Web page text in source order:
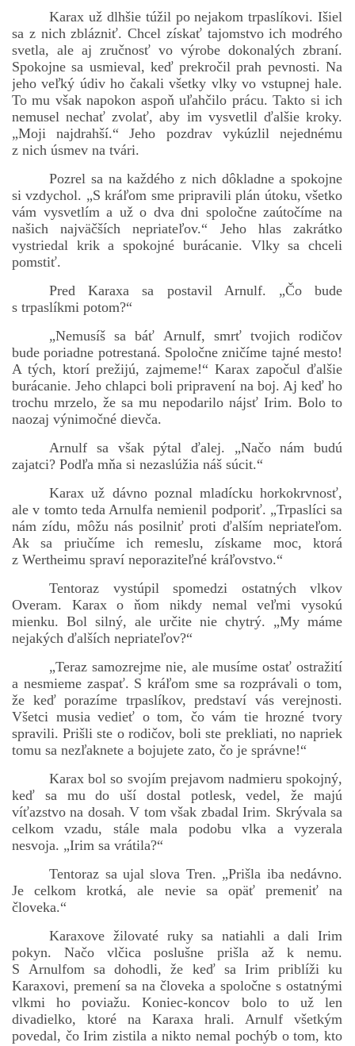
Príbehy a poviedky na tejto stránke sú duševným
vlastníctvom autorov. Všetky práva vyhradené.
© 2026 eStránky.sk|RSS |WebSlice |Aktualizované 5. 8. 2026 |
Hore ↑
Karax už dlhšie túžil po nejakom trpaslíkovi. Išiel
sa z nich zblázniť. Chcel získať tajomstvo ich modrého
svetla, ale aj zručnosť vo výrobe dokonalých zbraní.
Spokojne sa usmieval, keď prekročil prah pevnosti. Na
jeho veľký údiv ho čakali všetky vlky vo vstupnej hale.
To mu však napokon aspoň uľahčilo prácu. Takto si ich
nemusel nechať zvolať, aby im vysvetlil ďalšie kroky.
„Moji najdrahší.“ Jeho pozdrav vykúzlil nejednému
z nich úsmev na tvári.
Pozrel sa na každého z nich dôkladne a spokojne
si vzdychol. „S kráľom sme pripravili plán útoku, všetko
vám vysvetlím a už o dva dni spoločne zaútočíme na
našich najväčších nepriateľov.“ Jeho hlas zakrátko
vystriedal krik a spokojné burácanie. Vlky sa chceli
pomstiť.
Pred Karaxa sa postavil Arnulf. „Čo bude
s trpaslíkmi potom?“
„Nemusíš sa báť Arnulf, smrť tvojich rodičov
bude poriadne potrestaná. Spoločne zničíme tajné mesto!
A tých, ktorí prežijú, zajmeme!“ Karax započul ďalšie
burácanie. Jeho chlapci boli pripravení na boj. Aj keď ho
trochu mrzelo, že sa mu nepodarilo nájsť Irim. Bolo to
naozaj výnimočné dievča.
Arnulf sa však pýtal ďalej. „Načo nám budú
zajatci? Podľa mňa si nezaslúžia náš súcit.“
Karax už dávno poznal mladícku horkokrvnosť,
ale v tomto teda Arnulfa nemienil podporiť. „Trpaslíci sa
nám zídu, môžu nás posilniť proti ďalším nepriateľom.
Ak sa priučíme ich remeslu, získame moc, ktorá
z Wertheimu spraví neporaziteľné kráľovstvo.“
Tentoraz vystúpil spomedzi ostatných vlkov
Overam. Karax o ňom nikdy nemal veľmi vysokú
mienku. Bol silný, ale určite nie chytrý. „My máme
nejakých ďalších nepriateľov?“
„Teraz samozrejme nie, ale musíme ostať ostražití
a nesmieme zaspať. S kráľom sme sa rozprávali o tom,
že keď porazíme trpaslíkov, predstaví vás verejnosti.
Všetci musia vedieť o tom, čo vám tie hrozné tvory
spravili. Prišli ste o rodičov, boli ste prekliati, no napriek
tomu sa nezľaknete a bojujete zato, čo je správne!“
Karax bol so svojím prejavom nadmieru spokojný,
keď sa mu do uší dostal potlesk, vedel, že majú
víťazstvo na dosah. V tom však zbadal Irim. Skrývala sa
celkom vzadu, stále mala podobu vlka a vyzerala
nesvoja. „Irim sa vrátila?“
Tentoraz sa ujal slova Tren. „Prišla iba nedávno.
Je celkom krotká, ale nevie sa opäť premeniť na
človeka.“
Karaxove žilovaté ruky sa natiahli a dali Irim
pokyn. Načo vlčica poslušne prišla až k nemu.
S Arnulfom sa dohodli, že keď sa Irim priblíži ku
Karaxovi, premení sa na človeka a spoločne s ostatnými
vlkmi ho poviažu. Koniec-koncov bolo to už len
divadielko, ktoré na Karaxa hrali. Arnulf všetkým
povedal, čo Irim zistila a nikto nemal pochýb o tom, kto